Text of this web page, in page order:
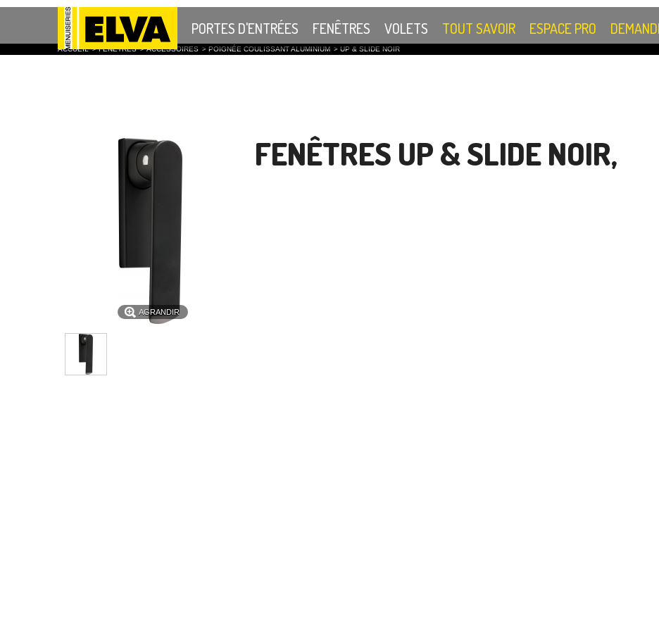
PORTES D'ENTRÉES FENÊTRES VOLETS TOUT SAVOIR ESPACE PRO
ACCUEIL > FENÊTRES > ACCESSOIRES > POIGNÉE COULISSANT ALUMINIUM > UP & SLIDE NOIR
AGRANDIR
FENÊTRES UP & SLIDE NOIR,